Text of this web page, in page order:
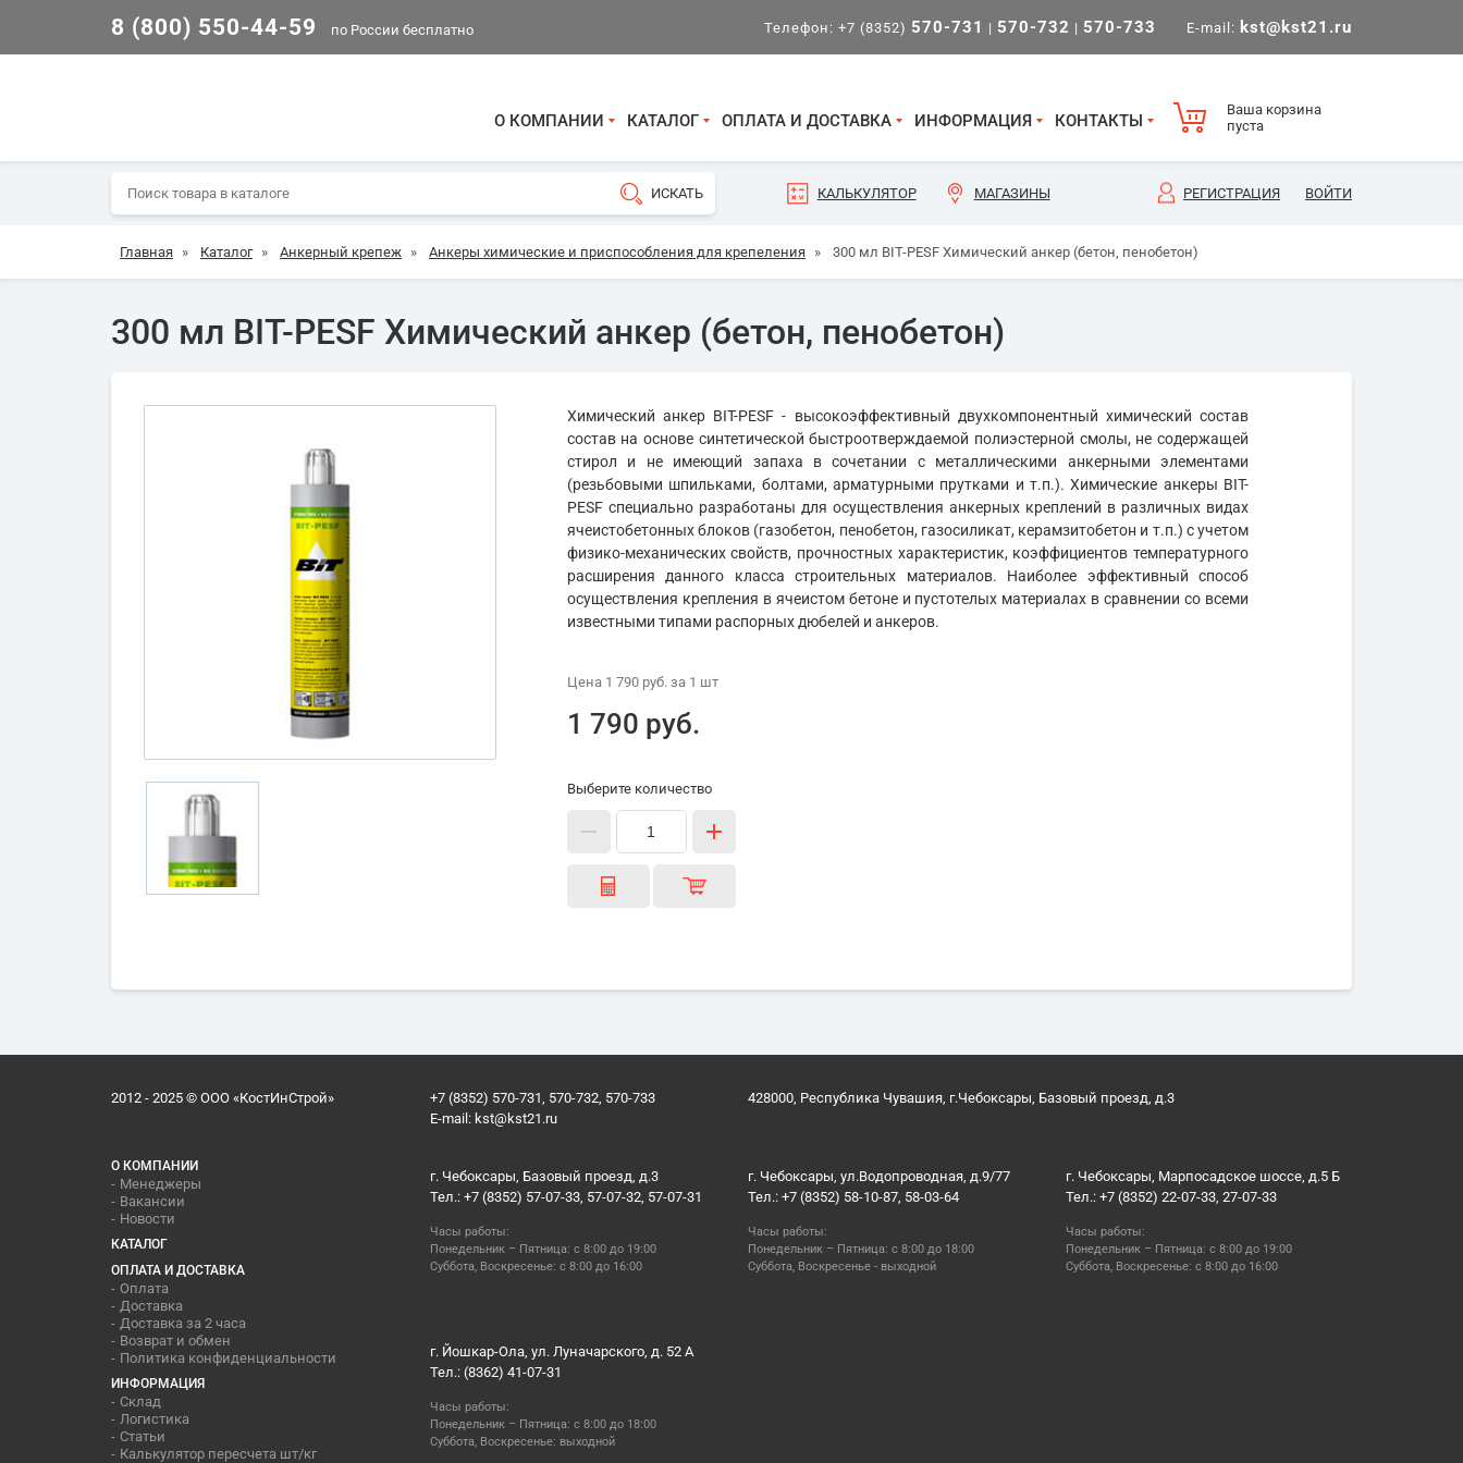
8 (800) 550-44-59 по России бесплатно Телефон: +7 (8352) 570-731 | 570-732 | 570-733 E-mail: kst@kst21.ru
О КОМПАНИИ КАТАЛОГ ОПЛАТА И ДОСТАВКА ИНФОРМАЦИЯ КОНТАКТЫ
Ваша корзина
пуста
КАЛЬКУЛЯТОР МАГАЗИНЫ РЕГИСТРАЦИЯ ВОЙТИ
Главная » Каталог » Анкерный крепеж » Анкеры химические и приспособления для крепеления » 300 мл BIT-PESF Химический анкер (бетон, пенобетон)
300 мл BIT-PESF Химический анкер (бетон, пенобетон)
Химический анкер BIT-PESF - высокоэффективный двухкомпонентный химический состав
состав на основе синтетической быстроотверждаемой полиэстерной смолы, не содержащей
стирол и не имеющий запаха в сочетании с металлическими анкерными элементами
(резьбовыми шпильками, болтами, арматурными прутками и т.п.). Химические анкеры BIT-
PESF специально разработаны для осуществления анкерных креплений в различных видах
ячеистобетонных блоков (газобетон, пенобетон, газосиликат, керамзитобетон и т.п.) с учетом
физико-механических свойств, прочностных характеристик, коэффициентов температурного
расширения данного класса строительных материалов. Наиболее эффективный способ
осуществления крепления в ячеистом бетоне и пустотелых материалах в сравнении со всеми
известными типами распорных дюбелей и анкеров.
Цена 1 790 руб.за 1 шт
1 790 руб.
Выберите количество
2012 - 2025 © ООО «КостИнСтрой»
+7 (8352) 570-731, 570-732, 570-733
E-mail: kst@kst21.ru
428000, Республика Чувашия, г.Чебоксары, Базовый проезд, д.3
О КОМПАНИИ
Менеджеры
Вакансии
Новости
КАТАЛОГ
ОПЛАТА И ДОСТАВКА
Оплата
Доставка
Доставка за 2 часа
Возврат и обмен
Политика конфиденциальности
ИНФОРМАЦИЯ
Склад
Логистика
Статьи
Калькулятор пересчета шт/кг
г. Чебоксары, Базовый проезд, д.3
Тел.: +7 (8352) 57-07-33, 57-07-32, 57-07-31
Часы работы:
Понедельник – Пятница: с 8:00 до 19:00
Суббота, Воскресенье: с 8:00 до 16:00
г. Чебоксары, ул.Водопроводная, д.9/77
Тел.: +7 (8352) 58-10-87, 58-03-64
Часы работы:
Понедельник – Пятница: с 8:00 до 18:00
Суббота, Воскресенье - выходной
г. Чебоксары, Марпосадское шоссе, д.5 Б
Тел.: +7 (8352) 22-07-33, 27-07-33
Часы работы:
Понедельник – Пятница: с 8:00 до 19:00
Суббота, Воскресенье: с 8:00 до 16:00
г. Йошкар-Ола, ул. Луначарского, д. 52 А
Тел.: (8362) 41-07-31
Часы работы:
Понедельник – Пятница: с 8:00 до 18:00
Суббота, Воскресенье: выходной